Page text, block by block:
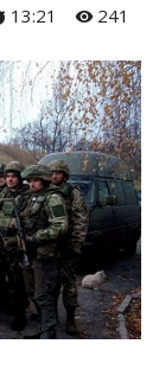
13:21 241